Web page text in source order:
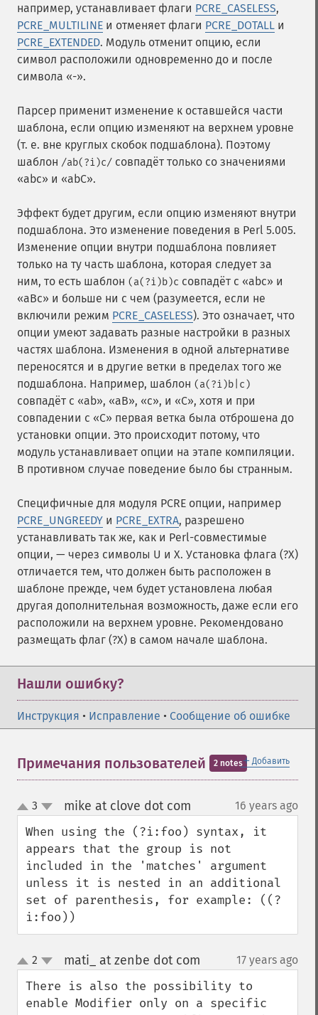
например, устанавливает флаги PCRE_CASELESS,
PCRE_MULTILINE и отменяет флаги PCRE_DOTALL и
PCRE_EXTENDED. Модуль отменит опцию, если
символ расположили одновременно до и после
символа «-».
Парсер применит изменение к оставшейся части
шаблона, если опцию изменяют на верхнем уровне
(т. е. вне круглых скобок подшаблона). Поэтому
шаблон /ab(?i)c/ совпадёт только со значениями
«abc» и «abC».
Эффект будет другим, если опцию изменяют внутри
подшаблона. Это изменение поведения в Perl 5.005.
Изменение опции внутри подшаблона повлияет
только на ту часть шаблона, которая следует за
ним, то есть шаблон (a(?i)b)c совпадёт с «abc» и
«aBc» и больше ни с чем (разумеется, если не
включили режим PCRE_CASELESS). Это означает, что
опции умеют задавать разные настройки в разных
частях шаблона. Изменения в одной альтернативе
переносятся и в другие ветки в пределах того же
подшаблона. Например, шаблон (a(?i)b|c)
совпадёт с «ab», «aB», «c», и «C», хотя и при
совпадении с «C» первая ветка была отброшена до
установки опции. Это происходит потому, что
модуль устанавливает опции на этапе компиляции.
В противном случае поведение было бы странным.
Специфичные для модуля PCRE опции, например
PCRE_UNGREEDY и PCRE_EXTRA, разрешено
устанавливать так же, как и Perl-совместимые
опции, — через символы U и X. Установка флага (?X)
отличается тем, что должен быть расположен в
шаблоне прежде, чем будет установлена любая
другая дополнительная возможность, даже если его
расположили на верхнем уровне. Рекомендовано
размещать флаг (?X) в самом начале шаблона.
Нашли ошибку?
Инструкция • Исправление • Сообщение об ошибке
＋ Добавить
Примечания пользователей 2 notes
up
down
3 mike at clove dot com 16 years ago
When using the (?i:foo) syntax, it
appears that the group is not
included in the 'matches' argument
unless it is nested in an additional
set of parenthesis, for example: ((?
i:foo))
up
down
2 mati_ at zenbe dot com 17 years ago
There is also the possibility to
enable Modifier only on a specific